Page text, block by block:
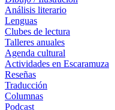
Análisis literario
Lenguas
Clubes de lectura
Talleres anuales
Agenda cultural
Actividades en Escaramuza
Reseñas
Traducción
Columnas
Podcast